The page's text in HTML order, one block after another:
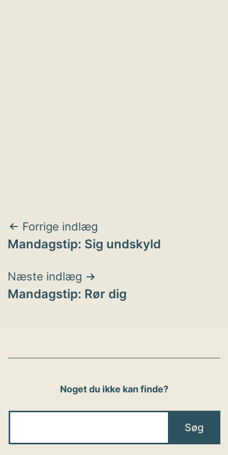
Indlægsnavigation
Forrige indlæg
Mandagstip: Sig undskyld
Næste indlæg
Mandagstip: Rør dig
Noget du ikke kan finde?